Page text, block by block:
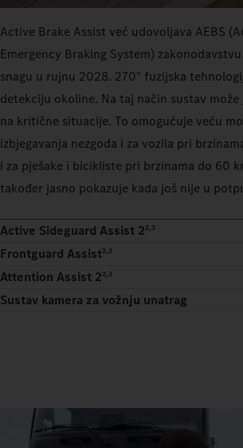
Active Brake Assist već udovoljava AEBS
Emergency Braking System)
snagu u rujnu 2028. 270° fuzijska
detekciju okoline. Na taj način sustav
na kritične situacije. To omogućuje veću
izbjegavanja nezgoda i za vozila pri
i za pješake i bicikliste pri brzinama do 60
također jasno pokazuje kada još nije u
Active Sideguard Assist 22,3
Frontguard Assist2,3
Attention Assist 22,3
Sustav kamera za vožnju unatrag